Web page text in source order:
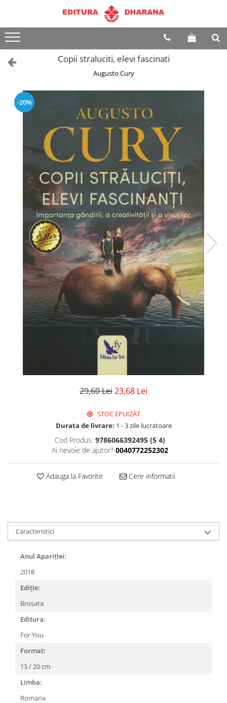
CARTI EDITURA DHARANA
OFERTE LA PACHET
Terapii
Dietoterapie
Dezvoltare
personala
Spiritualitate
AUDIOBOOK
Business, Economie
Carti pentru copii
Filosofie
Istorie
Literatura
Psihologie
Sanatate
Sociologie
Stiinta
Copii straluciti, elevi fascinati
Augusto Cury
-20%
29,60 Lei23,68 Lei
STOC EPUIZAT
Durata de livrare: 1 - 3 zile lucratoare
Cod Produs: 9786066392495 (5 4)
Ai nevoie de ajutor? 0040772252302
Adauga la Favorite Cere informatii
Caracteristici
Anul AparițIei:
2018
EdițIe:
Brosata
Editura:
For You
Format:
13 / 20 cm
Limba:
Romana